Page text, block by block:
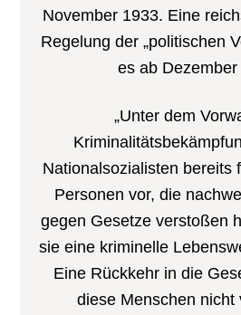
November 1933. Eine
Regelung der „politischen
es ab Dezember
„Unter dem
Nationalsozialisten bereits
Personen vor, die
gegen Gesetze verstoßen
sie eine kriminelle
Eine Rückkehr in die
diese Menschen nicht